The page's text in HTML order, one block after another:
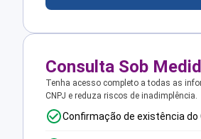
Consulta Sob
Tenha acesso completo a todas as
CNPJ e reduza riscos de inadimplência.
Confirmação de existência do